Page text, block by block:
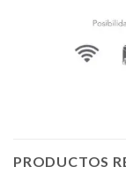
PRODUCTOS